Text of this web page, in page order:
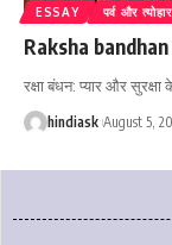
ESSAY पर्व और त्योहार
Raksha bandhan
रक्षा बंधन: प्यार और
hindiask August 5,